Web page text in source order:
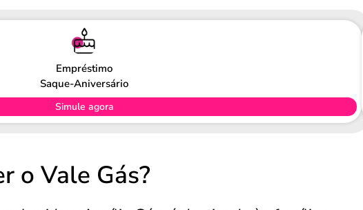
Empréstimo
Saque-Aniversário
Simule agora
o Vale Gás?